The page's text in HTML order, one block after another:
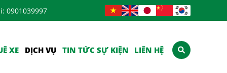
0901039997
XE DỊCH VỤ TIN TỨC SỰ KIỆN LIÊN HỆ